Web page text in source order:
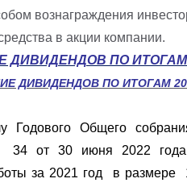
вознаграждения
в акции компании.
ДИВИДЕНДОВ ПО ИТОГАМ
ДИВИДЕНДОВ ПО ИТОГАМ
Годового Общего
34 от 30 июня 2022 года
за 2021 год в размере